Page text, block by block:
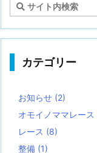
カテゴリー
お知らせ (2)
オモイノママレース
レース (8)
整備 (1)